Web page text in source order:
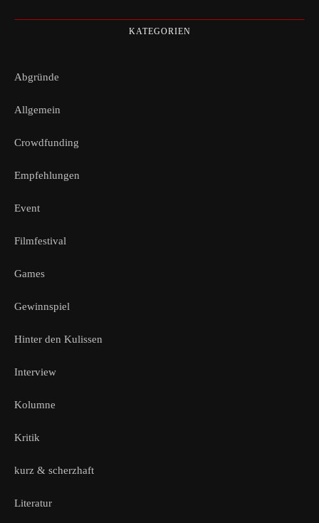
KATEGORIEN
Abgründe
Allgemein
Crowdfunding
Empfehlungen
Event
Filmfestival
Games
Gewinnspiel
Hinter den Kulissen
Interview
Kolumne
Kritik
kurz & scherzhaft
Literatur